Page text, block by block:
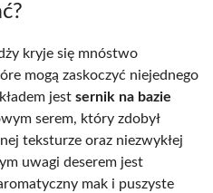
kryje się mnóstwo
mogą zaskoczyć niejednego
jest sernik na bazie
serem, który zdobył
teksturze oraz niezwykłej
uwagi deserem jest
mak i puszyste